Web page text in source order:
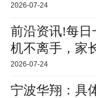
2026-07-24
前沿资讯!每日
机不离手，家
2026-07-24
宁波华翔：具